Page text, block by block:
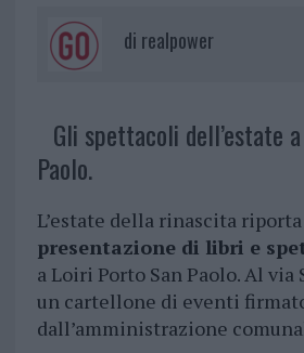
di realpower
Gli spettacoli dell’estate
Paolo.
L’estate della rinascita riporta
presentazione di libri e
a Loiri Porto San Paolo. Al via
un cartellone di eventi
dall’amministrazione